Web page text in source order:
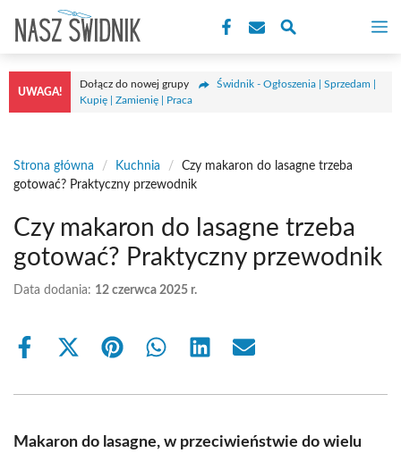
treści
UWAGA!
Dołącz do nowej grupy
Świdnik - Ogłoszenia | Sprzedam |
Kupię | Zamienię | Praca
Strona główna / Kuchnia /
Czy makaron do lasagne trzeba
gotować? Praktyczny przewodnik
Czy makaron do lasagne trzeba
gotować? Praktyczny przewodnik
Data dodania: 12 czerwca 2025 r.
Share
Share
(Twitter)
Share Share Share Share
Makaron do lasagne, w przeciwieństwie do wielu